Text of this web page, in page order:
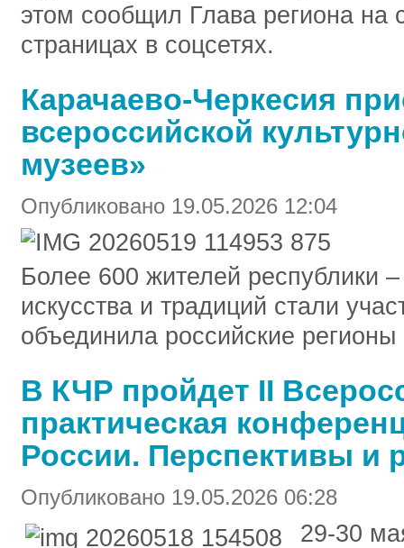
этом сообщил Глава региона на
страницах в соцсетях.
Карачаево-Черкесия
всероссийской
музеев»
Опубликовано 19.05.2026 12:04
Более 600 жителей республики
искусства и традиций стали
объединила российские
В КЧР пройдет II
практическая
России. Перспективы и
Опубликовано 19.05.2026 06:28
29-30